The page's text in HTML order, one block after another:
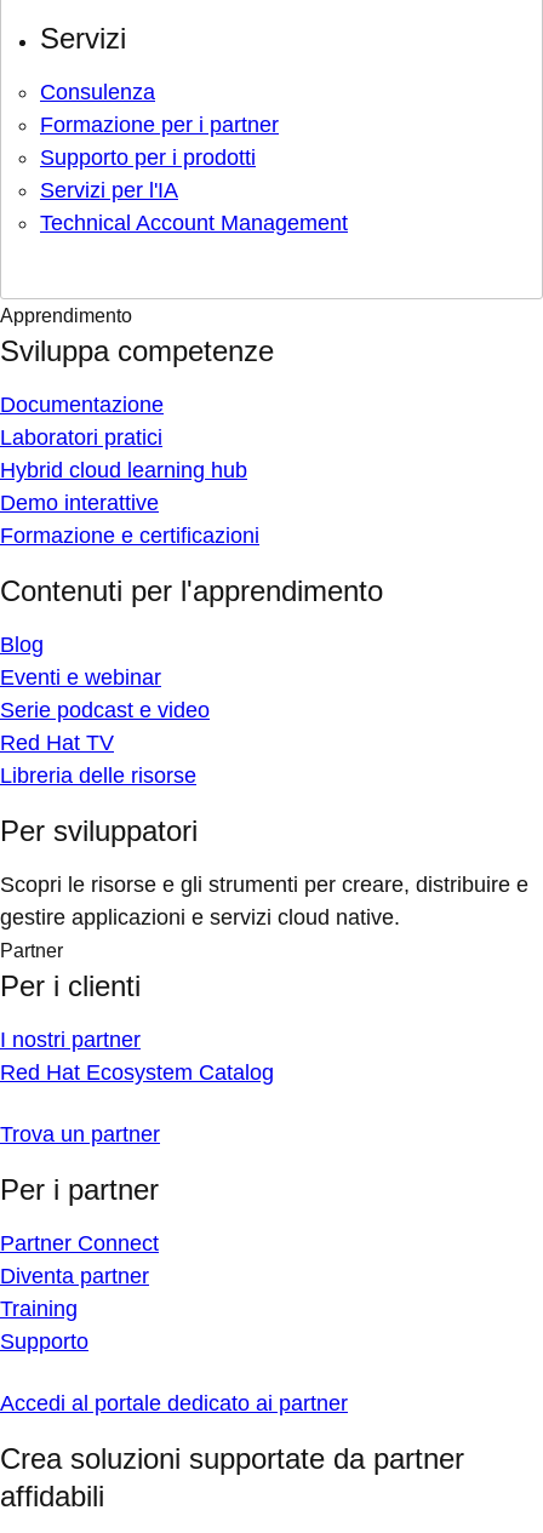
Servizi
Consulenza
Formazione per i partner
Supporto per i prodotti
Servizi per l'IA
Technical Account Management
Apprendimento
Sviluppa competenze
Documentazione
Laboratori pratici
Hybrid cloud learning hub
Demo interattive
Formazione e certificazioni
Contenuti per l'apprendimento
Blog
Eventi e webinar
Serie podcast e video
Red Hat TV
Libreria delle risorse
Per sviluppatori
Scopri le risorse e gli strumenti per creare, distribuire e
gestire applicazioni e servizi cloud native.
Partner
Per i clienti
I nostri partner
Red Hat Ecosystem Catalog
Trova un partner
Per i partner
Partner Connect
Diventa partner
Training
Supporto
Accedi al portale dedicato ai partner
Crea soluzioni supportate da partner
affidabili